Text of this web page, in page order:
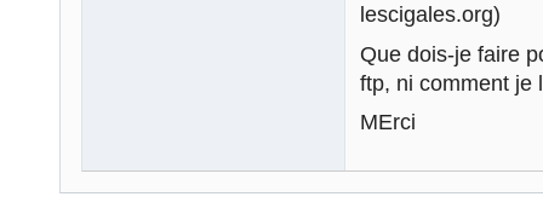
lescigales.org)
Que dois-je faire
ftp, ni comment je
MErci